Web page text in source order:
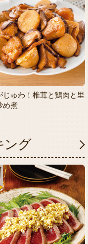
じゅわ！椎茸と鶏肉と里
め煮
ング